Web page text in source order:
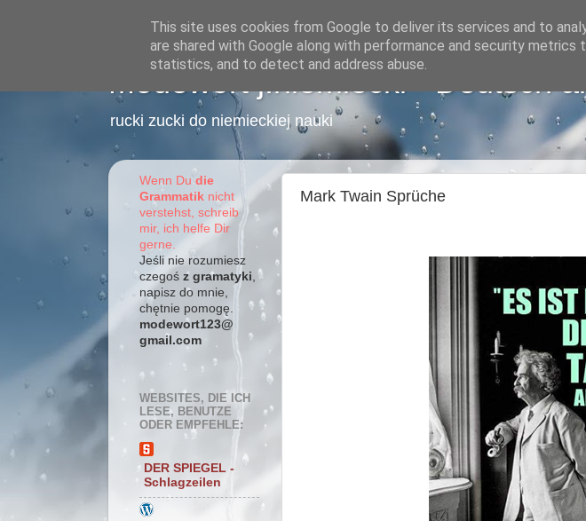
Modewort j.niemiecki - Deutsch
rucki zucki do niemieckiej nauki
Mark Twain Sprüche
Wenn Dudie
Grammatik nicht
verstehst, schreib
mir, ich helfe Dir
gerne.
Jeśli nie rozumiesz
czegoś z gramatyki
napisz do mnie,
chętnie pomogę.
modewort123@
gmail.com
WEBSITES, DIE ICH
LESE, BENUTZE
ODER EMPFEHLE:
DER SPIEGEL -
Schlagzeilen
This site uses cookies from Google to deliver its services and to
are shared with Google along with performance and security metrics
statistics, and to detect and address abuse.